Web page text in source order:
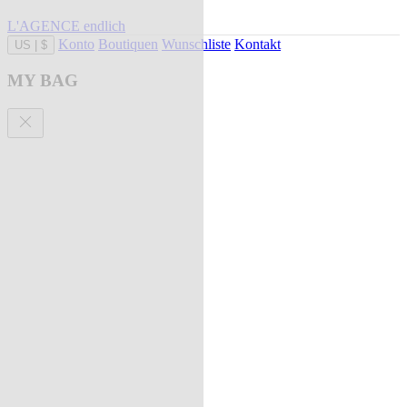
L'AGENCE endlich
US $ Konto Boutiquen Wunschliste Kontakt
MY BAG